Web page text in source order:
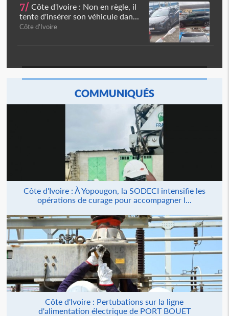
7/ Côte d'Ivoire : Non en règle, il
tente d'insérer son véhicule dan...
Côte d'Ivoire
COMMUNIQUÉS
Côte d'Ivoire : À Yopougon, la SODECI intensifie les
opérations de curage pour accompagner l...
Côte d'Ivoire : Pertubations sur la ligne
d'alimentation électrique de PORT BOUET